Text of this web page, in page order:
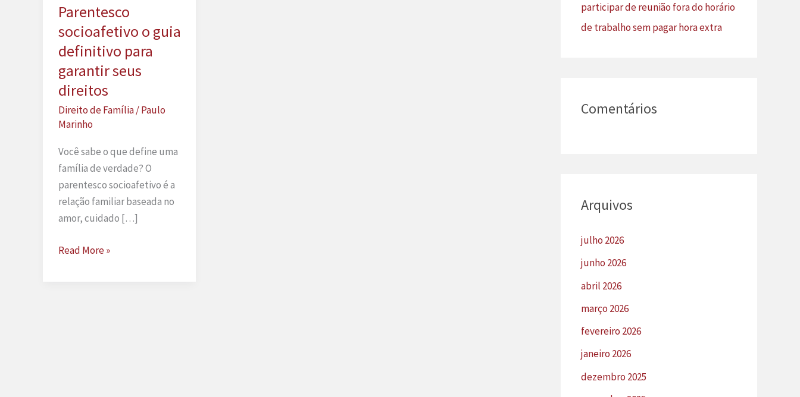
Parentesco
socioafetivo o guia
definitivo para
garantir seus
direitos
Direito de Família/Paulo
Marinho
Você sabe o que define uma
família de verdade? O
parentesco socioafetivo é a
relação familiar baseada no
amor, cuidado […]
Parentesco
Read More »
participar de reunião fora do horário
de trabalho sem pagar hora extra
Comentários
Arquivos
julho 2026
junho 2026
abril 2026
março 2026
fevereiro 2026
janeiro 2026
dezembro 2025